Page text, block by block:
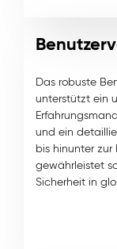
Das robuste
unterstützt ein
und ein
bis hinunter
gewährleistet
Sicherheit in